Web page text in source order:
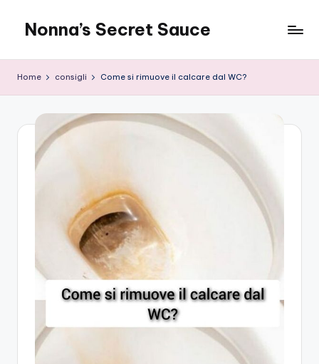
content
Nonna’s Secret Sauce
Home consigli Come si rimuove il calcare dal WC?